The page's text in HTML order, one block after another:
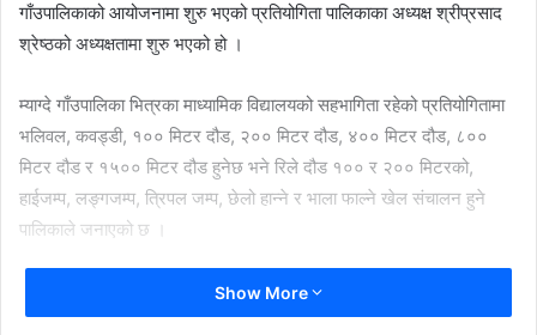
गाँउपालिकाको आयोजनामा शुरु भएको प्रतियोगिता पालिकाका अध्यक्ष श्रीप्रसाद
श्रेष्ठको अध्यक्षतामा शुरु भएको हो ।
म्याग्दे गाँउपालिका भित्रका माध्यामिक विद्यालयको सहभागिता रहेको प्रतियोगितामा
भलिवल, कवड्डी, १०० मिटर दौड, २०० मिटर दौड, ४०० मिटर दौड, ८००
मिटर दौड र १५०० मिटर दौड हुनेछ भने रिले दौड १०० र २०० मिटरको,
हाईजम्प, लङ्गजम्प, त्रिपल जम्प, छेलो हान्ने र भाला फाल्ने खेल संचालन हुने
पालिकाले जनाएको छ ।
पालिका भित्रको जनगणपति मावि, मिन मावि, गणेश मावि, राधा मावि, रत्न मावि र
महेन्द्र माविको विद्यार्थीहरुले प्रतियोगितामा भाग लिनेछन् । प्रतियोगितामा प्रथम
Show More